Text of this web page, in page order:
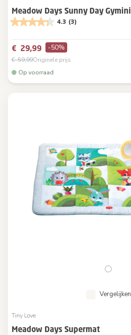
Meadow Days Sunny Day Gymini
4.3 (3)
€ 29,99 -50%
€ 59,99Originele prijs
Op voorraad
Vergelijken
Tiny Love
Meadow Days Supermat